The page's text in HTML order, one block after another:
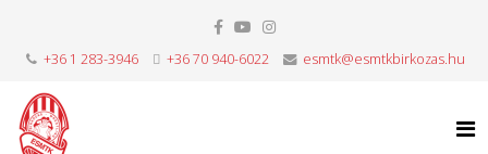
+36 1 283-3946 +36 70 940-6022 esmtk@esmtkbirkozas.hu